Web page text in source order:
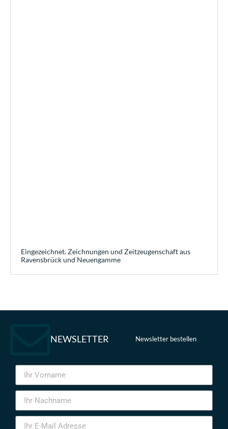
Eingezeichnet. Zeichnungen und Zeitzeugenschaft aus
Ravensbrück und Neuengamme
NEWSLETTER Newsletter bestellen